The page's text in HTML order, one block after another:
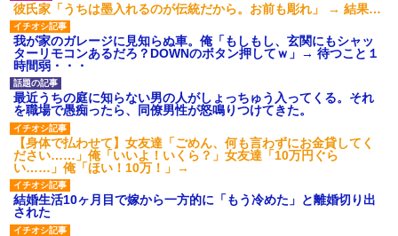
彼氏家「うちは墨入れるのが伝統だから。お前も彫れ」 → 結果…
我が家のガレージに見知らぬ車。俺「もしもし、玄関にもシャッ
ターリモコンあるだろ？DOWNのボタン押してｗ」→ 待つこと１
時間弱・・・
最近うちの庭に知らない男の人がしょっちゅう入ってくる。それ
を職場で愚痴ったら、同僚男性が怒鳴りつけてきた。
【身体で払わせて】女友達「ごめん、何も言わずにお金貸してく
ださい……」俺「いいよ！いくら？」女友達「10万円ぐら
い……」俺「ほい！10万！」→
結婚生活10ヶ月目で嫁から一方的に「もう冷めた」と離婚切り出
された